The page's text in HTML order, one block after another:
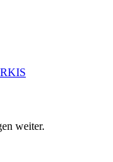
weiter.